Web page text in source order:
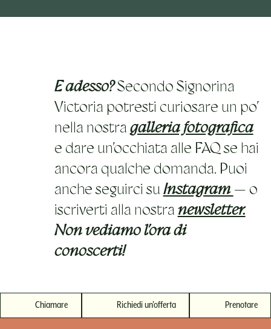
E adesso?Secondo Signorina
Victoria potresti curiosare un po’
nella nostra galleria fotografica
e dare un’occhiata alle FAQ se hai
ancora qualche domanda. Puoi
anche seguirci su Instagram — o
iscriverti alla nostra newsletter.
Non vediamo l’ora di
conoscerti!
Chiamare Richiedi un'offerta Prenotare